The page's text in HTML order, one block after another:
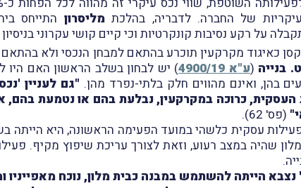
של החברה. לדבריה, בהלכתמליסרון התייחס
על רקע נסיבות קונקרטיות וכי קיים קושי עקרוני
כאיגוד מקרקעין תוכרע בהתאם למבחן הנכסי ולא
בנייה (ע"א 4900/19
) יש לבחון בשלב הראשון האם היו
בהן, ואינם מהווים חלק בלתי-נפרד מהן. "גם לעניין
העסקית, כרוכה במקרקעין, נבלעת בהם או נטמעת
(פס' 62).
עסקית כלשהי במועד הפעימה הראשונה, היא הייתה
שהיה במצב רעוע, וזאת לצורך עריכת שיפוץ מקיף.
הייתה להשתמש במבנה כבית מלון, נוכח מאפייניו